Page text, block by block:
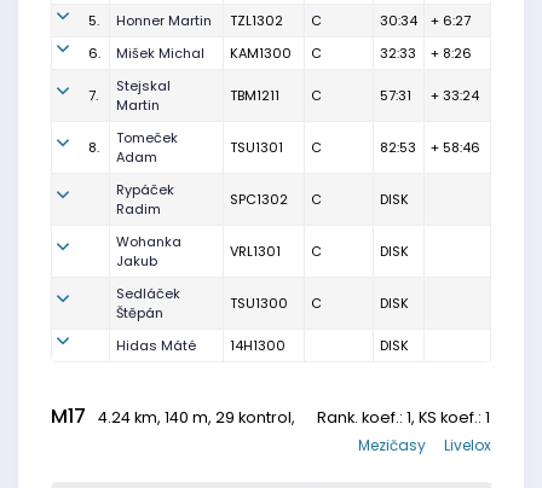
5.
Honner Martin TZL1302 C 30:34
+ 6:27
6.
Mišek Michal KAM1300 C 32:33 + 8:26
7.
Stejskal
Martin
TBM1211 C 57:31 + 33:24
8.
Tomeček
Adam
TSU1301 C 82:53 + 58:46
Rypáček
Radim
SPC1302 C DISK
Wohanka
Jakub
VRL1301 C DISK
Sedláček
Štěpán
TSU1300 C DISK
Hidas Máté 14H1300 DISK
M17 4.24 km, 140 m, 29 kontrol, Rank. koef.: 1, KS koef.: 1
Livelox
Mezičasy